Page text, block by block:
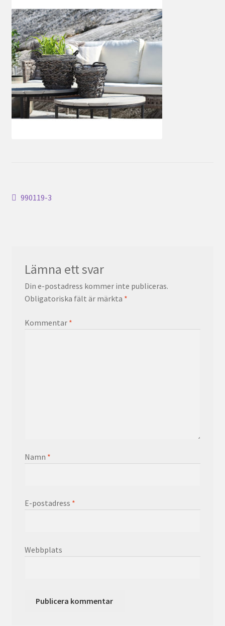
Inläggsnavigering
Föregående
990119-3
Lämna ett svar
Din e-postadress kommer inte publiceras.
Obligatoriska fält är märkta *
Kommentar *
Namn *
E-postadress *
Webbplats